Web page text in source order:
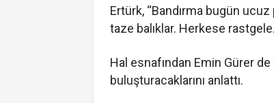
Ertürk, “Bandırma bugün
taze balıklar. Herkese
Hal esnafından Emin Gürer
buluşturacaklarını anlattı.